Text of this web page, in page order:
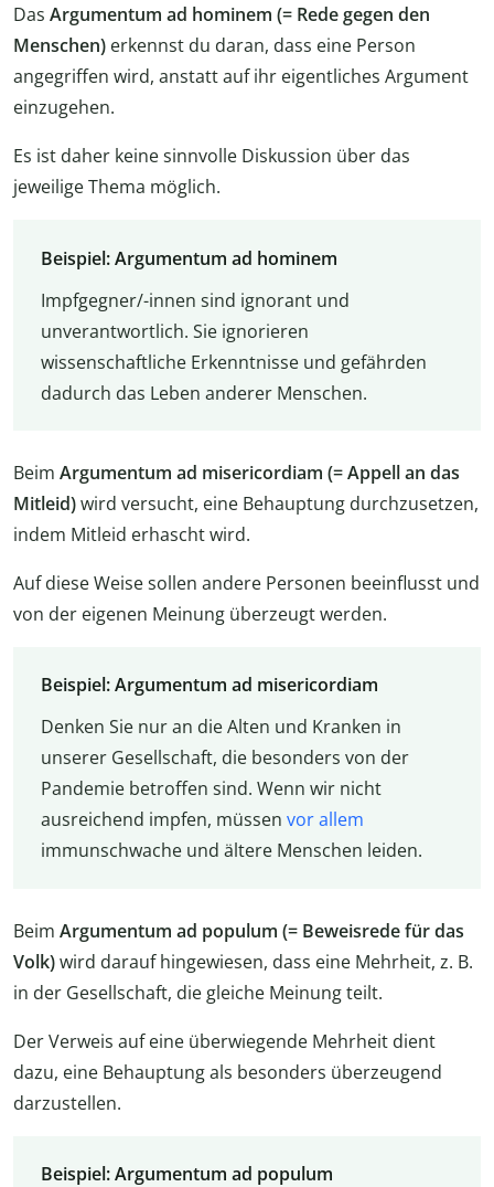
Das Argumentum ad hominem (= Rede gegen den
Menschen) erkennst du daran, dass eine Person
angegriffen wird, anstatt auf ihr eigentliches Argument
einzugehen.
Es ist daher keine sinnvolle Diskussion über das
jeweilige Thema möglich.
Beispiel: Argumentum ad hominem
Impfgegner/-innen sind ignorant und
unverantwortlich. Sie ignorieren
wissenschaftliche Erkenntnisse und gefährden
dadurch das Leben anderer Menschen.
Beim Argumentum ad misericordiam (= Appell an das
Mitleid)wird versucht, eine Behauptung durchzusetzen,
indem Mitleid erhascht wird.
Auf diese Weise sollen andere Personen beeinflusst und
von der eigenen Meinung überzeugt werden.
Beispiel: Argumentum ad misericordiam
Denken Sie nur an die Alten und Kranken in
unserer Gesellschaft, die besonders von der
Pandemie betroffen sind. Wenn wir nicht
ausreichend impfen, müssen vor allem
immunschwache und ältere Menschen leiden.
Beim Argumentum ad populum (= Beweisrede für das
Volk)wird darauf hingewiesen, dass eine Mehrheit, z. B.
in der Gesellschaft, die gleiche Meinung teilt.
Der Verweis auf eine überwiegende Mehrheit dient
dazu, eine Behauptung als besonders überzeugend
darzustellen.
Beispiel: Argumentum ad populum